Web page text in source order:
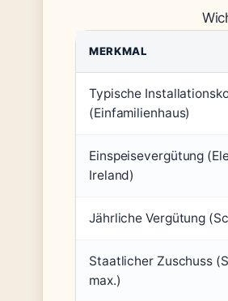
MERKMAL
Typische
(Einfamilienhaus)
Einspeisevergütung
Ireland)
Jährliche Vergütung
Staatlicher Zuschuss
max.)